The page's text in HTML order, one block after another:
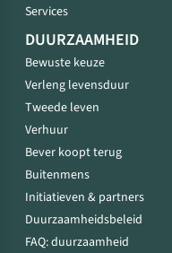
Services
DUURZAAMHEID
Bewuste keuze
Verleng levensduur
Tweede leven
Verhuur
Bever koopt terug
Buitenmens
Initiatieven & partners
Duurzaamheidsbeleid
FAQ: duurzaamheid